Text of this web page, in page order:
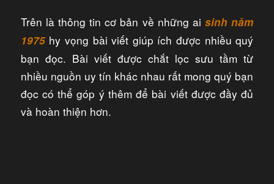
Trên là thông tin cơ bản về những aisinh năm
1975hy vọng bài viết giúp ích được nhiều quý
bạn đọc. Bài viết được chắt lọc sưu tầm từ
nhiều nguồn uy tín khác nhau rất mong quý bạn
đọc có thể góp ý thêm để bài viết được đầy đủ
và hoàn thiện hơn.